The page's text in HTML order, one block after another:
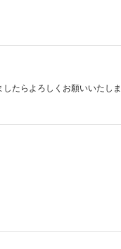
たらよろしくお願いいたし